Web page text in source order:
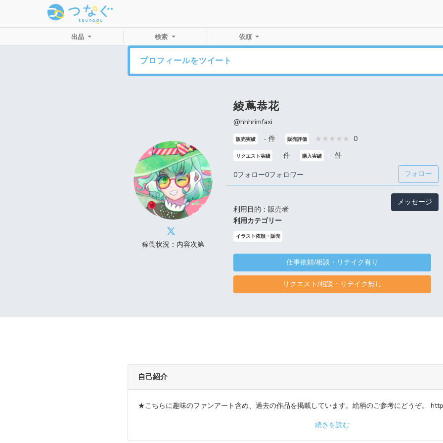
出品 検索 依頼
プロフィールをツイート
稼働状況：内容次第
綾蔦恭花
@hhhrimfaxi
販売実績 - 件 販売評価 0
リクエスト実績 - 件 購入実績 - 件
0フォロー0フォロワー フォロー
利用目的：販売者
メッセージ
利用カテゴリー
イラスト依頼・販売
仕事依頼/相談・リテイク有り
リクエスト/相談・リテイク無し
自己紹介
★こちらに趣味のファンアート含め、過去の作品を掲載しています。絵柄のご参考にどうぞ。
続きを読む